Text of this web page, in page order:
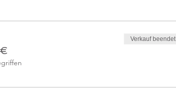
Verkauf beendet